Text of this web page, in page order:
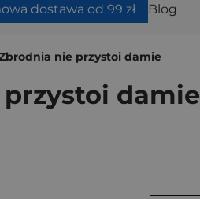
dostawa od 99 zł Blog
nie przystoi damie
damie